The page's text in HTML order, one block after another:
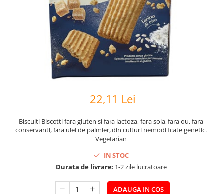
22,11 Lei
Biscuiti Biscotti fara gluten si fara lactoza, fara soia, fara ou, fara
conservanti, fara ulei de palmier, din culturi nemodificate genetic.
Vegetarian
IN STOC
Durata de livrare: 1-2 zile lucratoare
ADAUGA IN COS